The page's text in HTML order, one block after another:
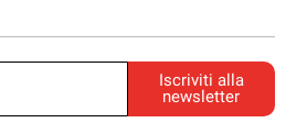
Iscriviti alla
newsletter